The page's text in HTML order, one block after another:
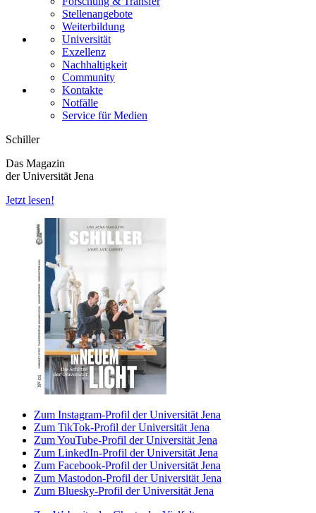
Stellenangebote
Weiterbildung
Universität
Exzellenz
Nachhaltigkeit
Community
Kontakte
Notfälle
Service für Medien
Schiller
Das Magazin
der Universität Jena
Jetzt lesen!
Zum Instagram-Profil der Universität Jena
Zum TikTok-Profil der Universität Jena
Zum YouTube-Profil der Universität Jena
Zum LinkedIn-Profil der Universität Jena
Zum Facebook-Profil der Universität Jena
Zum Mastodon-Profil der Universität Jena
Zum Bluesky-Profil der Universität Jena